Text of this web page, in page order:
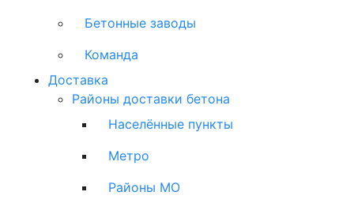
Бетонные заводы
Команда
Доставка
Районы доставки бетона
Населённые пункты
Метро
Районы МО